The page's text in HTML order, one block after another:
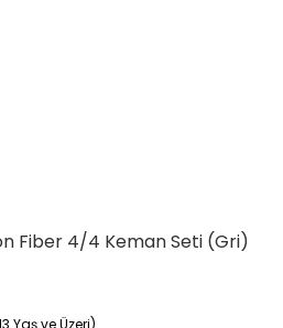
Fiber 4/4 Keman Seti (Gri)
Yaş ve Üzeri)